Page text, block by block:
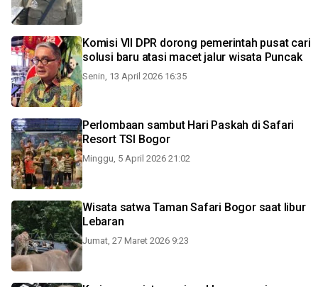
Komisi VII DPR dorong pemerintah pusat cari
solusi baru atasi macet jalur wisata Puncak
Senin, 13 April 2026 16:35
Perlombaan sambut Hari Paskah di Safari
Resort TSI Bogor
Minggu, 5 April 2026 21:02
Wisata satwa Taman Safari Bogor saat libur
Lebaran
Jumat, 27 Maret 2026 9:23